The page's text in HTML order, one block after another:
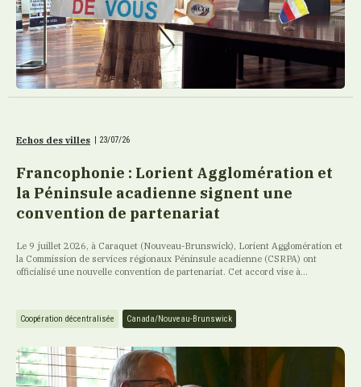
Echos des villes 23/07/26
Francophonie : Lorient Agglomération et
la Péninsule acadienne signent une
convention de partenariat
Le 9 juillet 2026, à Caraquet (Nouveau-Brunswick), Lorient Agglomération et
la Commission de services régionaux Péninsule acadienne (CSRPA) ont
officialisé une nouvelle convention de partenariat. Cet accord vise à...
Coopération décentralisée Canada/Nouveau-Brunswick